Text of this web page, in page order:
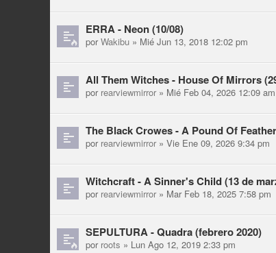
ERRA - Neon (10/08)
porWakibu » Mié Jun 13, 2018 12:02 pm
All Them Witches - House Of Mirrors
por rearviewmirror » Mié Feb 04, 2026 12:09 am
The Black Crowes - A Pound Of
por rearviewmirror » Vie Ene 09, 2026 9:34 pm
Witchcraft - A Sinner's Child (13 de
por rearviewmirror » Mar Feb 18, 2025 7:58 pm
SEPULTURA - Quadra (febrero 2020)
por roots » Lun Ago 12, 2019 2:33 pm